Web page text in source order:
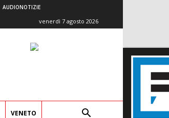
AUDIONOTIZIE
venerdì 7 agosto 2026
VENETO